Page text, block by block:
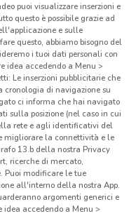
VIA ORTI
1 km
VIA ORTI
1.2 km
VIA
1.7 km
puoi visualizzare inserzioni e
questo è possibile grazie ad
e sulle
questo, abbiamo bisogno del
i tuoi dati personali con
idea accedendo a Menu >
Le inserzioni pubblicitarie che
di navigazione su
ci informa che hai navigato
sulla posizione (nel caso in cui
rete e agli identificativi del
migliorare la connettività e le
13.b della nostra Privacy
ricerche di mercato,
Puoi modificare le tue
all'interno della nostra App.
argomenti generici e
accedendo a Menu >